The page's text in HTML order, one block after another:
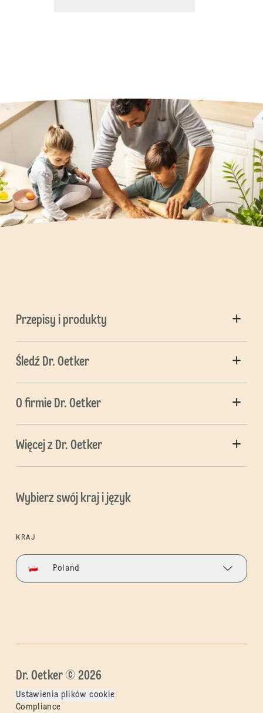
Przepisy i produkty
Śledź Dr. Oetker
O firmie Dr. Oetker
Więcej z Dr. Oetker
Wybierz swój kraj i język
KRAJ
Poland
Dr. Oetker © 2026
Ustawienia plików cookie
Compliance